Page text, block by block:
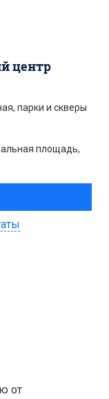
центр
парки и скверы
площадь,
от